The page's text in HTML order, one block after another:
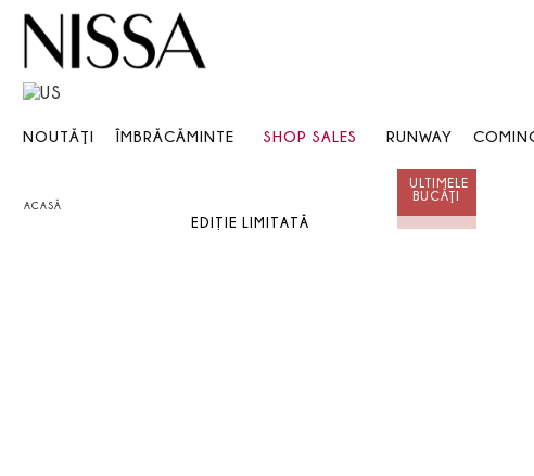
NOUTĂŢI ÎMBRĂCĂMINTE SHOP SALES RUNWAY
ACASĂ
EDIȚIE LIMITATĂ